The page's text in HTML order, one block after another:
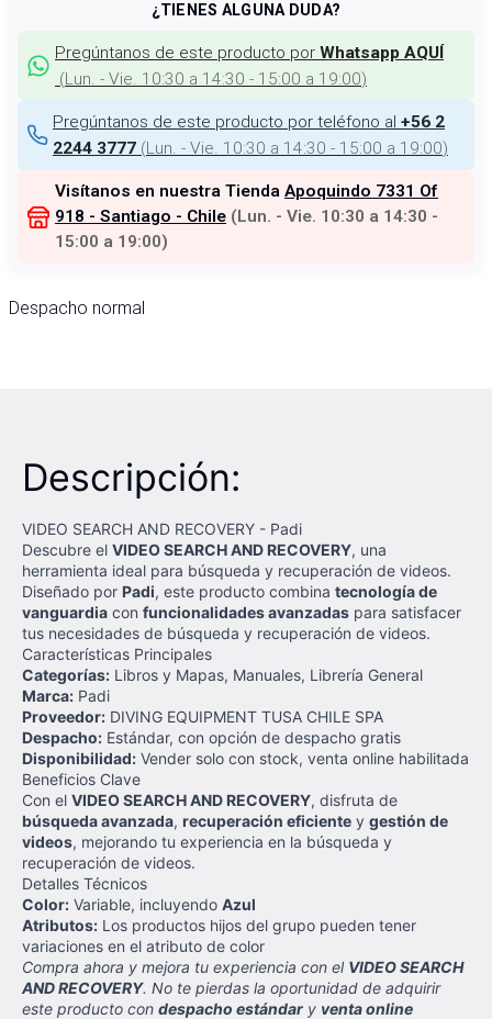
¿TIENES ALGUNA DUDA?
Pregúntanos de este producto por Whatsapp AQUÍ
(Lun. - Vie. 10:30 a 14:30 - 15:00 a 19:00)
Pregúntanos de este producto por teléfono al +56 2
2244 3777 (Lun. - Vie. 10:30 a 14:30 - 15:00 a 19:00)
Visítanos en nuestra Tienda Apoquindo 7331 Of
918 - Santiago - Chile (Lun. - Vie. 10:30 a 14:30 -
15:00 a 19:00)
Despacho normal
Descripción:
VIDEO SEARCH AND RECOVERY - Padi
Descubre el VIDEO SEARCH AND RECOVERY, una
herramienta ideal para búsqueda y recuperación de videos.
Diseñado por Padi, este producto combina tecnología de
vanguardia con funcionalidades avanzadas para satisfacer
tus necesidades de búsqueda y recuperación de videos.
Características Principales
Categorías: Libros y Mapas, Manuales, Librería General
Marca: Padi
Proveedor: DIVING EQUIPMENT TUSA CHILE SPA
Despacho: Estándar, con opción de despacho gratis
Disponibilidad: Vender solo con stock, venta online habilitada
Beneficios Clave
Con el VIDEO SEARCH AND RECOVERY, disfruta de
búsqueda avanzada, recuperación eficiente y gestión de
videos, mejorando tu experiencia en la búsqueda y
recuperación de videos.
Detalles Técnicos
Color: Variable, incluyendo Azul
Atributos: Los productos hijos del grupo pueden tener
variaciones en el atributo de color
Compra ahora y mejora tu experiencia con el VIDEO SEARCH
AND RECOVERY. No te pierdas la oportunidad de adquirir
este producto con despacho estándar y venta online